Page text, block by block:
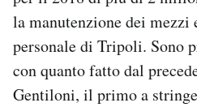
la manutenzione dei mezzi
personale di Tripoli. Sono
con quanto fatto dal
Gentiloni, il primo a